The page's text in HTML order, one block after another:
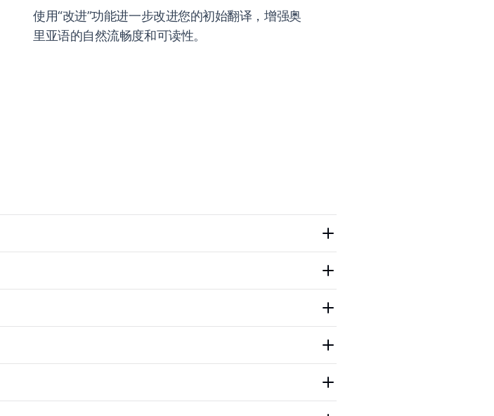
使用“改进”功能进一步改进您的初始翻译，增强奥
里亚语的自然流畅度和可读性。